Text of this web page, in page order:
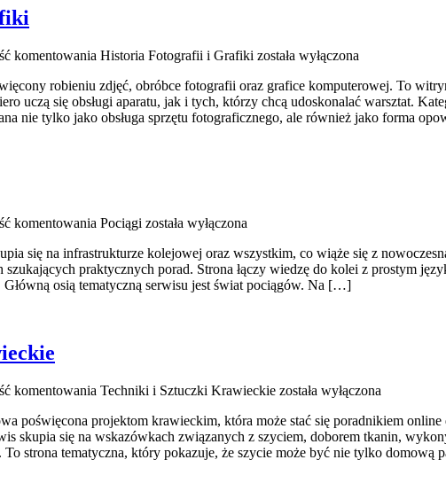
komentowania Historia Fotografii i Grafiki została wyłączona
robieniu zdjęć, obróbce fotografii oraz grafice komputerowej. To
uczą się obsługi aparatu, jak i tych, którzy chcą udoskonalać warsztat.
nie tylko jako obsługa sprzętu fotograficznego, ale również jako forma
komentowania Pociągi została wyłączona
się na infrastrukturze kolejowej oraz wszystkim, co wiąże się z
praktycznych porad. Strona łączy wiedzę do kolei z prostym
osią tematyczną serwisu jest świat pociągów. Na […]
komentowania Techniki i Sztuczki Krawieckie została wyłączona
poświęcona projektom krawieckim, która może stać się poradnikiem
skupia się na wskazówkach związanych z szyciem, doborem tkanin,
strona tematyczna, który pokazuje, że szycie może być nie tylko domową